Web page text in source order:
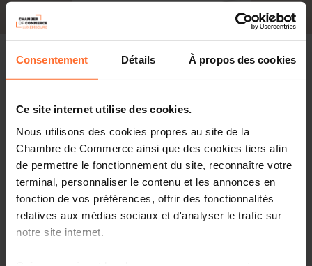
Consentement Détails À propos des cookies
Ce site internet utilise des cookies.
Nous utilisons des cookies propres au site de la
Chambre de Commerce ainsi que des cookies tiers afin
de permettre le fonctionnement du site, reconnaître votre
terminal, personnaliser le contenu et les annonces en
fonction de vos préférences, offrir des fonctionnalités
relatives aux médias sociaux et d'analyser le trafic sur
notre site internet.